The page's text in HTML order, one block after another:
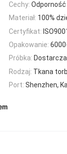
Cechy:
Materiał: 100%
Certyfikat:
Opakowanie:
Próbka:
Rodzaj: Tkana
Port: Shenzhen,